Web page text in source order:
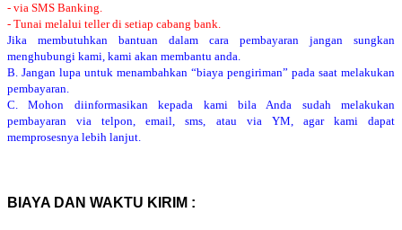
- via SMS Banking.
- Tunai melalui teller di setiap cabang bank.
Jika membutuhkan bantuan dalam cara pembayaran jangan sungkan
menghubungi kami, kami akan membantu anda.
B. Jangan lupa untuk menambahkan “biaya pengiriman” pada saat melakukan
pembayaran.
C. Mohon diinformasikan kepada kami bila Anda sudah melakukan
pembayaran via telpon, email, sms, atau via YM, agar kami dapat
memprosesnya lebih lanjut.
BIAYA DAN WAKTU KIRIM :